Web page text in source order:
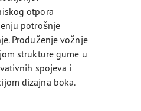
otpora
potrošnje
Produženje vožnje
strukture gume u
spojeva i
dizajna boka.